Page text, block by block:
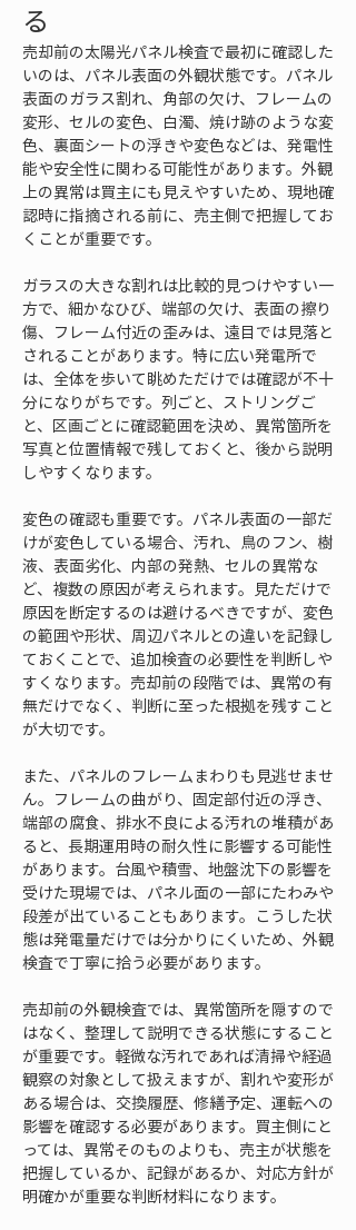
る
売却前の太陽光パネル検査で最初に確認した
いのは、パネル表面の外観状態です。パネル
表面のガラス割れ、角部の欠け、フレームの
変形、セルの変色、白濁、焼け跡のような変
色、裏面シートの浮きや変色などは、発電性
能や安全性に関わる可能性があります。外観
上の異常は買主にも見えやすいため、現地確
認時に指摘される前に、売主側で把握してお
くことが重要です。
ガラスの大きな割れは比較的見つけやすい一
方で、細かなひび、端部の欠け、表面の擦り
傷、フレーム付近の歪みは、遠目では見落と
されることがあります。特に広い発電所で
は、全体を歩いて眺めただけでは確認が不十
分になりがちです。列ごと、ストリングご
と、区画ごとに確認範囲を決め、異常箇所を
写真と位置情報で残しておくと、後から説明
しやすくなります。
変色の確認も重要です。パネル表面の一部だ
けが変色している場合、汚れ、鳥のフン、樹
液、表面劣化、内部の発熱、セルの異常な
ど、複数の原因が考えられます。見ただけで
原因を断定するのは避けるべきですが、変色
の範囲や形状、周辺パネルとの違いを記録し
ておくことで、追加検査の必要性を判断しや
すくなります。売却前の段階では、異常の有
無だけでなく、判断に至った根拠を残すこと
が大切です。
また、パネルのフレームまわりも見逃せませ
ん。フレームの曲がり、固定部付近の浮き、
端部の腐食、排水不良による汚れの堆積があ
ると、長期運用時の耐久性に影響する可能性
があります。台風や積雪、地盤沈下の影響を
受けた現場では、パネル面の一部にたわみや
段差が出ていることもあります。こうした状
態は発電量だけでは分かりにくいため、外観
検査で丁寧に拾う必要があります。
売却前の外観検査では、異常箇所を隠すので
はなく、整理して説明できる状態にすること
が重要です。軽微な汚れであれば清掃や経過
観察の対象として扱えますが、割れや変形が
ある場合は、交換履歴、修繕予定、運転への
影響を確認する必要があります。買主側にと
っては、異常そのものよりも、売主が状態を
把握しているか、記録があるか、対応方針が
明確かが重要な判断材料になります。